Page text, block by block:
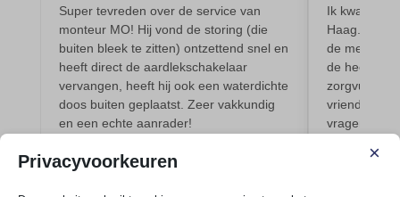
Super tevreden over de service van
monteur MO! Hij vond de storing (die
buiten bleek te zitten) ontzettend snel en
heeft direct de aardlekschakelaar
vervangen, heeft hij ook een waterdichte
doos buiten geplaatst. Zeer vakkundig
en een echte aanrader!
Ik kwam op
Haag. Daar
de
de heer
zorgvuldig.
vriendelijk
vragen en
Privacyvoorkeuren ×